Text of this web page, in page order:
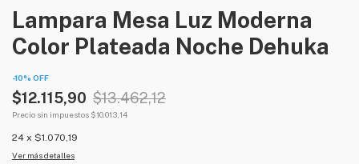
Lampara Mesa Luz Moderna
Color Plateada Noche Dehuka
-10% OFF
$12.115,90 $13.462,12
Precio sin impuestos $10.013,14
24 x $1.070,19
Ver más detalles